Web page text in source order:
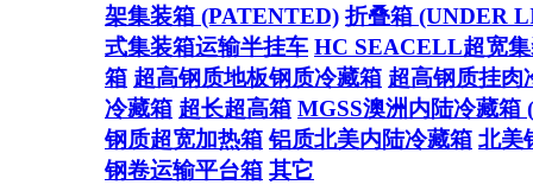
架集装箱 (PATENTED) 折叠箱 (UNDER
式集装箱运输半挂车 HC SEACELL超宽
箱 超高钢质地板钢质冷藏箱 超高钢质挂肉
冷藏箱 超长超高箱 MGSS澳洲内陆冷藏
钢质超宽加热箱 铝质北美内陆冷藏箱 北美
钢卷运输平台箱 其它